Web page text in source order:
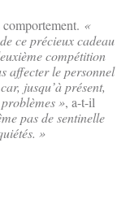
«
ce précieux cadeau
compétition
affecter le personnel
jusqu’à présent,
», a-t-il
pas de sentinelle
»